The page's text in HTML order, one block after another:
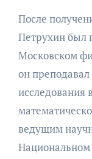
После
Петрухин был
Московском
он
исследования
ведущим
Национальном